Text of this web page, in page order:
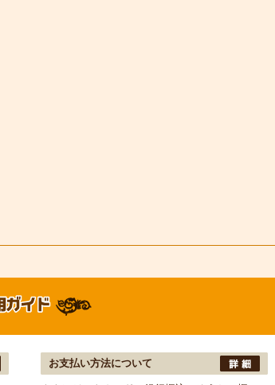
お支払い方法について